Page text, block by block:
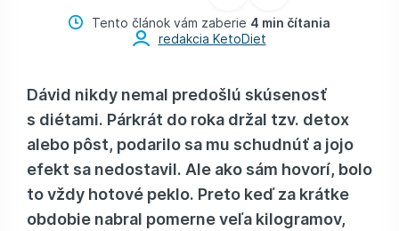
Tento článok vám zaberie 4 min čítania
redakcia KetoDiet
Dávid nikdy nemal predošlú skúsenosť
s diétami. Párkrát do roka držal tzv. detox
alebo pôst, podarilo sa mu schudnúť a jojo
efekt sa nedostavil. Ale ako sám hovorí, bolo
to vždy hotové peklo. Preto keď za krátke
obdobie nabral pomerne veľa kilogramov,